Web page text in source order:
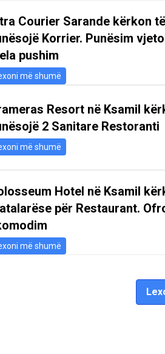
Courier Sarande kërkon të
Korrier. Punësim
pushim
më shumë
Resort në Ksamil
2 Sanitare Restoranti
më shumë
Hotel në Ksamil
për Restaurant.
më shumë